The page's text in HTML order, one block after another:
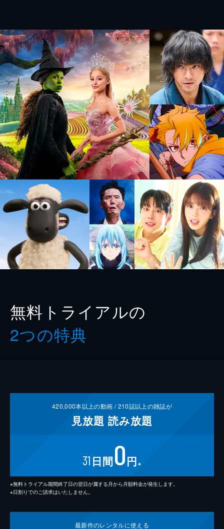
無料トライアルの
2つの特典
420,000本以上の動画 /210誌以上の雑誌が
見放題 読み放題
31 日間0円 ※
※無料トライアル期間終了日の翌日が属する月から月額料金が発生します。
※日割りでのご請求はいたしません。
最新作のレンタルに使える